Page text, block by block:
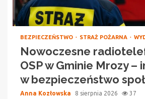
BEZPIECZEŃSTWO STRAŻ POŻARNA
Nowoczesne
OSP w Gminie Mrozy –
w bezpieczeństwo
Anna Kozłowska 8 sierpnia 2026 37